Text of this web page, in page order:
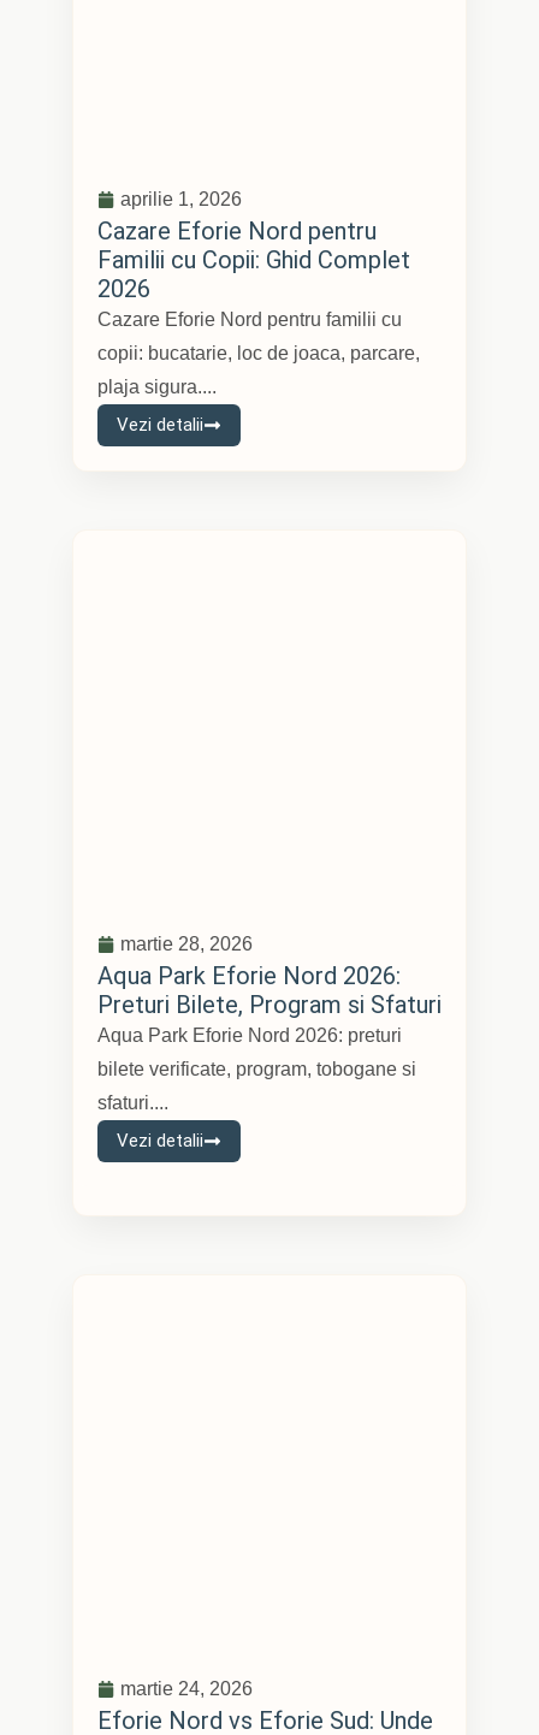
aprilie 1, 2026
Cazare Eforie Nord pentru
Familii cu Copii: Ghid Complet
2026
Cazare Eforie Nord pentru familii cu
copii: bucatarie, loc de joaca, parcare,
plaja sigura....
Vezi detalii
martie 28, 2026
Aqua Park Eforie Nord 2026:
Preturi Bilete, Program si Sfaturi
Aqua Park Eforie Nord 2026: preturi
bilete verificate, program, tobogane si
sfaturi....
Vezi detalii
martie 24, 2026
Eforie Nord vs Eforie Sud: Unde